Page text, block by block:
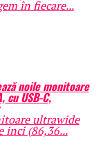
în fiecare...
noile monitoare
cu USB-C,
ultrawide
inci (86,36...